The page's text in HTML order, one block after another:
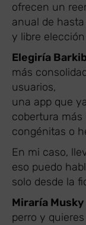
ofrecen un
anual de
y libre
Elegiría
más
usuarios,
una app que
cobertura
congénitas o
En mi caso,
eso puedo
solo desde la
Miraría Musky
perro y